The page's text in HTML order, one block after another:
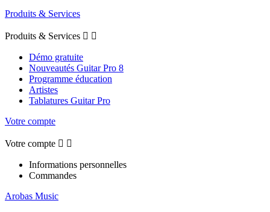
Produits & Services
Produits & Services  
Démo gratuite
Nouveautés Guitar Pro 8
Programme éducation
Artistes
Tablatures Guitar Pro
Votre compte
Votre compte  
Informations personnelles
Commandes
Arobas Music